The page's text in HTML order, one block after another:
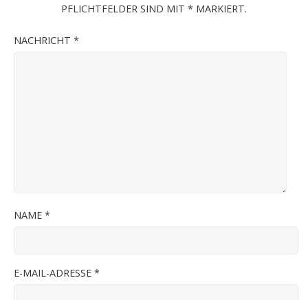
PFLICHTFELDER SIND MIT * MARKIERT.
NACHRICHT *
NAME *
E-MAIL-ADRESSE *